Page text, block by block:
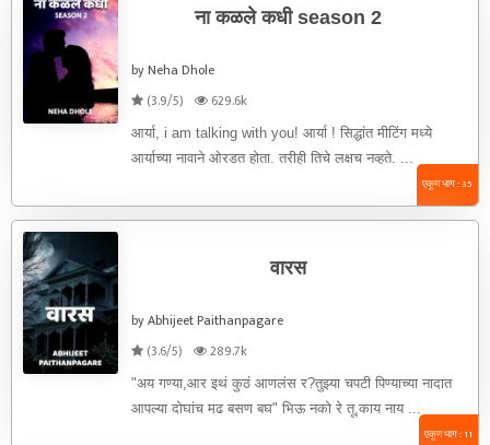
ना कळले कधी season 2
by Neha Dhole
(3.9/5)
629.6k
आर्या, i am talking with you! आर्या ! सिद्धांत मीटिंग मध्ये
आर्याच्या नावाने ओरडत होता. तरीही तिचे लक्षच नव्हते. ...
एकूण भाग : 35
वारस
by Abhijeet Paithanpagare
(3.6/5)
289.7k
"अय गण्या,आर इथं कुठं आणलंस र?तुझ्या चपटी पिण्याच्या नादात
आपल्या दोघांच मढ बसण बघ" भिऊ नको रे तू,काय नाय ...
एकूण भाग : 11